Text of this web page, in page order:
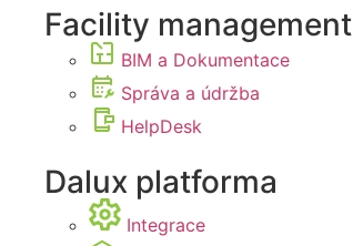
Facility management
BIM a Dokumentace
Správa a údržba
HelpDesk
Dalux platforma
Integrace